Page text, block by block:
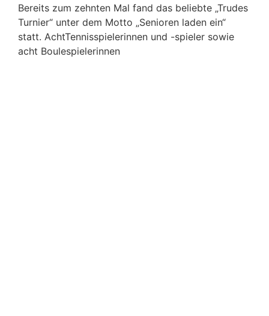
Bereits zum zehnten Mal fand das beliebte „Trudes
Turnier“ unter dem Motto „Senioren laden ein“
statt. AchtTennisspielerinnen und -spieler sowie
acht Boulespielerinnen